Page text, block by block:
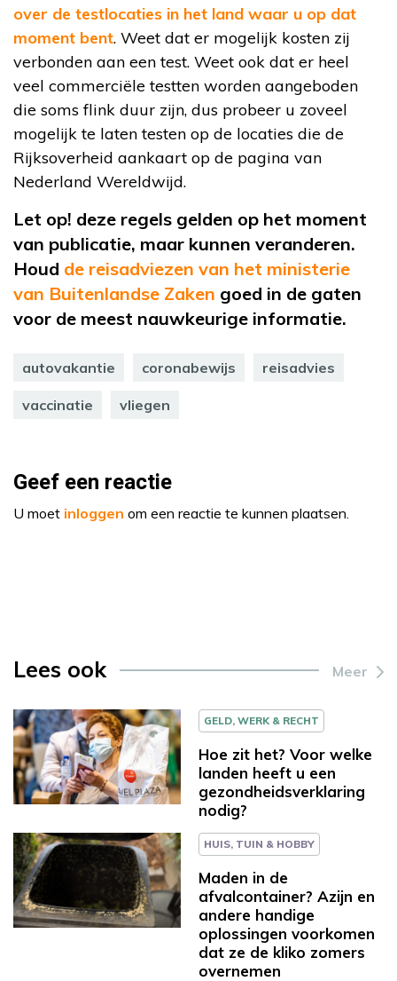
over de testlocaties in het land waar u op dat
moment bent. Weet dat er mogelijk kosten zij
verbonden aan een test. Weet ook dat er heel
veel commerciële testten worden aangeboden
die soms flink duur zijn, dus probeer u zoveel
mogelijk te laten testen op de locaties die de
Rijksoverheid aankaart op de pagina van
Nederland Wereldwijd.
Let op! deze regels gelden op het moment
van publicatie, maar kunnen veranderen.
Houd de reisadviezen van het ministerie
van Buitenlandse Zaken goed in de gaten
voor de meest nauwkeurige informatie.
autovakantie coronabewijs reisadvies
vaccinatie vliegen
Geef een reactie
U moet inloggen om een reactie te kunnen plaatsen.
Lees ook Meer
GELD, WERK & RECHT
Hoe zit het? Voor welke
landen heeft u een
gezondheidsverklaring
nodig?
HUIS, TUIN & HOBBY
Maden in de
afvalcontainer? Azijn en
andere handige
oplossingen voorkomen
dat ze de kliko zomers
overnemen